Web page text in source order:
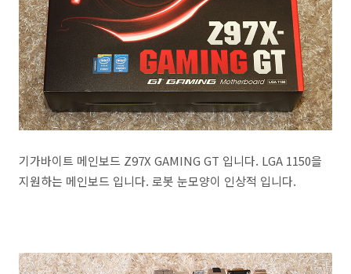
기가바이트 메인보드 Z97X GAMING GT 입니다. LGA 1150을
지원하는 메인보드 입니다. 로봇 눈모양이 인상적 입니다.